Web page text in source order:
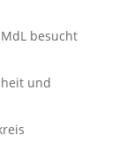
besucht
und